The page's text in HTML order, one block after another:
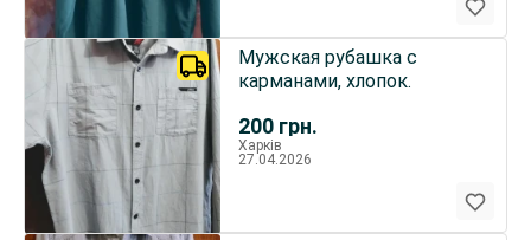
200 грн.
Мужская рубашка с
карманами, хлопок.
Харків
27.04.2026